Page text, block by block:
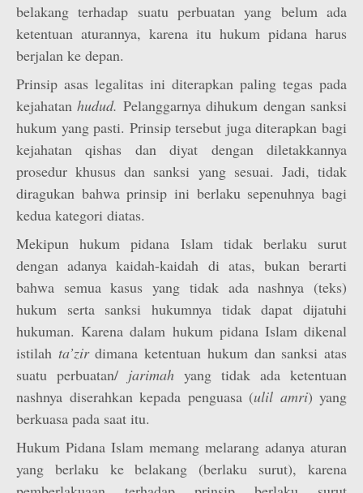
belakang terhadap suatu perbuatan yang belum ada
ketentuan aturannya, karena itu hukum pidana harus
berjalan ke depan.
Prinsip asas legalitas ini diterapkan paling tegas pada
kejahatanhudud. Pelanggarnya dihukum dengan sanksi
hukum yang pasti. Prinsip tersebut juga diterapkan bagi
kejahatan qishas dan diyat dengan diletakkannya
prosedur khusus dan sanksi yang sesuai. Jadi, tidak
diragukan bahwa prinsip ini berlaku sepenuhnya bagi
kedua kategori diatas.
Mekipun hukum pidana Islam tidak berlaku surut
dengan adanya kaidah-kaidah di atas, bukan berarti
bahwa semua kasus yang tidak ada nashnya (teks)
hukum serta sanksi hukumnya tidak dapat dijatuhi
hukuman. Karena dalam hukum pidana Islam dikenal
istilah ta’zirdimana ketentuan hukum dan sanksi atas
suatu perbuatan/ jarimah yang tidak ada ketentuan
nashnya diserahkan kepada penguasa (ulil amri) yang
berkuasa pada saat itu.
Hukum Pidana Islam memang melarang adanya aturan
yang berlaku ke belakang (berlaku surut), karena